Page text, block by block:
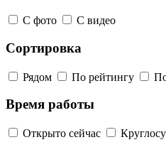
С фото С видео
Сортировка
Рядом По рейтингу
Время работы
Открыто сейчас